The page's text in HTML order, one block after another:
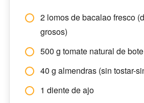
2 lomos de bacalao fresco
grosos)
500 g tomate natural de
40 g almendras (sin tostar-
1 diente de ajo